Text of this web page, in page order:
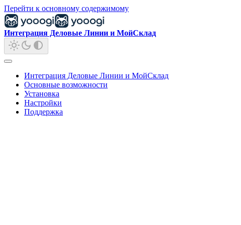
Перейти к основному содержимому
Интеграция Деловые Линии и МойСклад
Интеграция Деловые Линии и МойСклад
Основные возможности
Установка
Настройки
Поддержка